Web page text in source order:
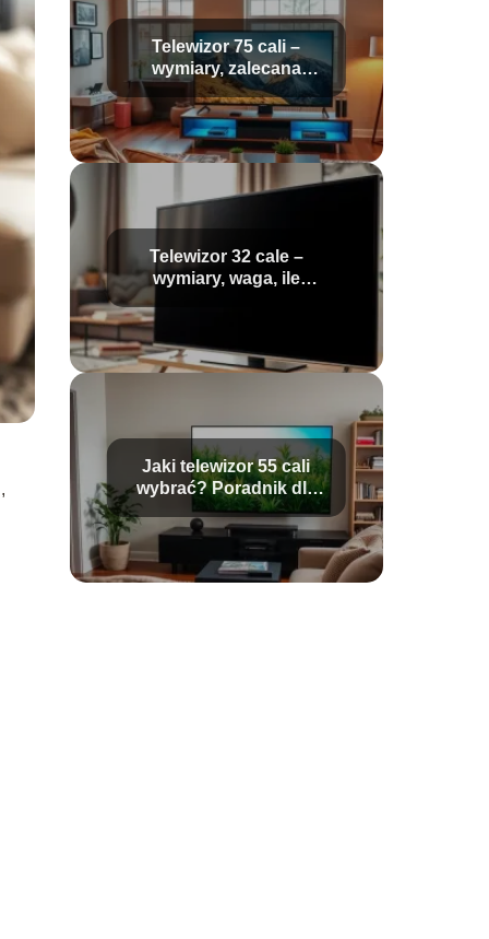
Telewizor 75 cali –
wymiary, zalecana
odległość i porady
zakupowe
Telewizor 32 cale –
wymiary, waga, ile
Jaki telewizor 55 cali
wybrać? Poradnik dla
kupujących